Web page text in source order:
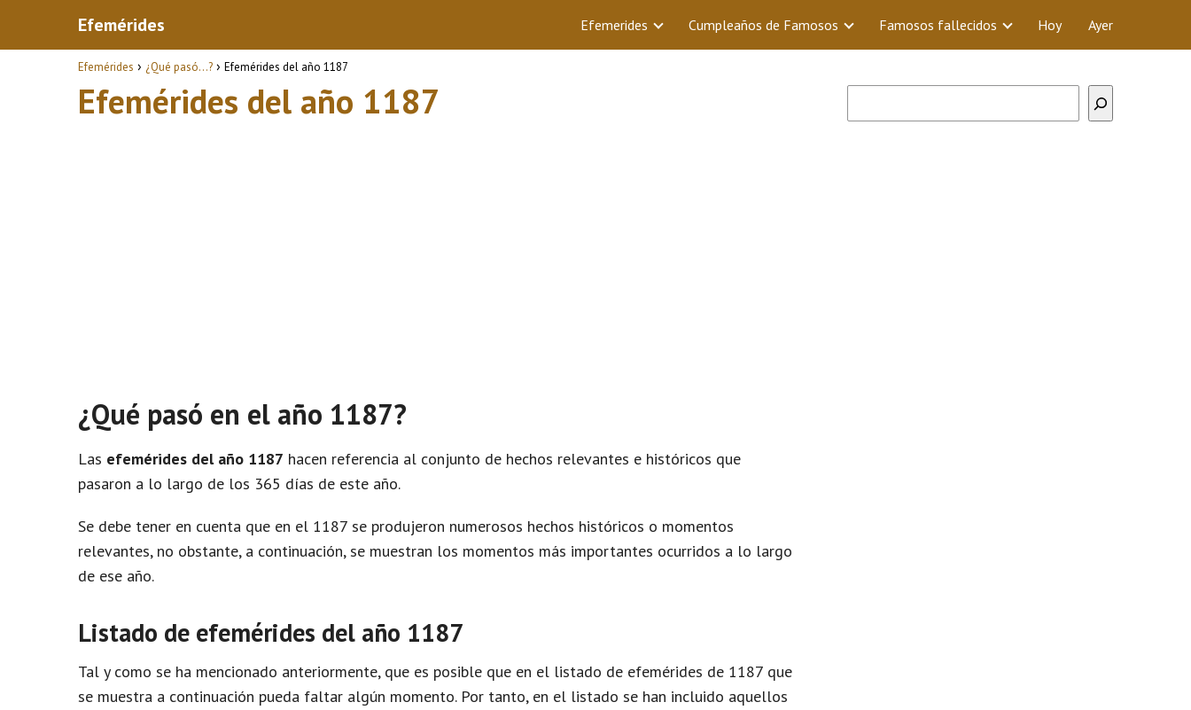
Efemérides Efemerides Cumpleaños de Famosos Famosos fallecidos Hoy Ayer
Efemérides ¿Qué pasó...? Efemérides del año 1187
Efemérides del año 1187
¿Qué pasó en el año 1187?
Las efemérides del año 1187 hacen referencia al conjunto de hechos relevantes e históricos que
pasaron a lo largo de los 365 días de este año.
Se debe tener en cuenta que en el 1187 se produjeron numerosos hechos históricos o momentos
relevantes, no obstante, a continuación, se muestran los momentos más importantes ocurridos a lo largo
de ese año.
Listado de efemérides del año 1187
Tal y como se ha mencionado anteriormente, que es posible que en el listado de efemérides de 1187 que
se muestra a continuación pueda faltar algún momento. Por tanto, en el listado se han incluido aquellos